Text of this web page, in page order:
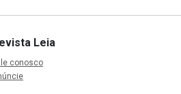
Leia
conosco